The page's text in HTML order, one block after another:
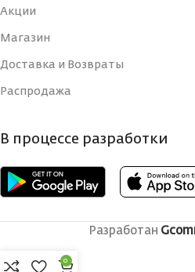
Акции
Магазин
Доставка и Возвраты
Распродажа
В процессе разработки
Разработан
0